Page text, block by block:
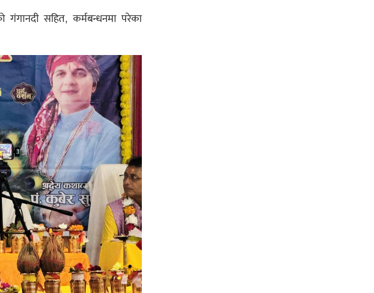
गंगानदी सहित, कर्मबन्धनमा परेका